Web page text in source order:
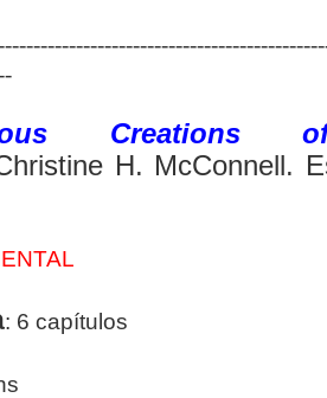
Creations
H. McConnell.
: 6 capítulos